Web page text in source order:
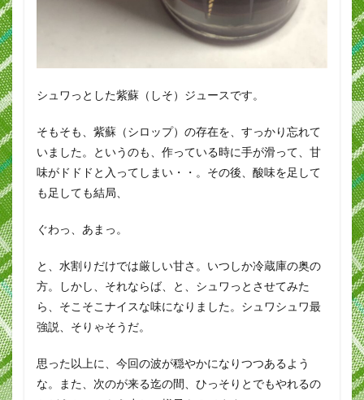
シュワっとした紫蘇（しそ）ジュースです。
そもそも、紫蘇（シロップ）の存在を、すっかり忘れて
いました。というのも、作っている時に手が滑って、甘
味がドドドと入ってしまい・・。その後、酸味を足して
も足しても結局、
ぐわっ、あまっ。
と、水割りだけでは厳しい甘さ。いつしか冷蔵庫の奥の
方。しかし、それならば、と、シュワっとさせてみた
ら、そこそこナイスな味になりました。シュワシュワ最
強説、そりゃそうだ。
思った以上に、今回の波が穏やかになりつつあるよう
な。また、次のが来る迄の間、ひっそりとでもやれるの